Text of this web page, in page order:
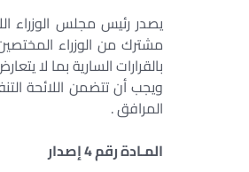
يصدر رئيس مجلس الوزراء
مشترك من الوزراء
بالقرارات السارية بما لا
ويجب أن تتضمن اللائحة
المرافق .
المـادة رقم 4 إصدار